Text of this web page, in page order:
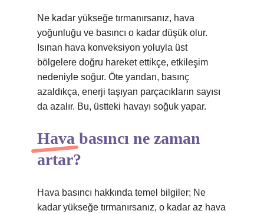
Ne kadar yükseğe tırmanırsanız, hava
yoğunluğu ve basıncı o kadar düşük olur.
Isınan hava konveksiyon yoluyla üst
bölgelere doğru hareket ettikçe, etkileşim
nedeniyle soğur. Öte yandan, basınç
azaldıkça, enerji taşıyan parçacıkların sayısı
da azalır. Bu, üstteki havayı soğuk yapar.
Hava basıncı ne zaman
artar?
Hava basıncı hakkında temel bilgiler; Ne
kadar yükseğe tırmanırsanız, o kadar az hava